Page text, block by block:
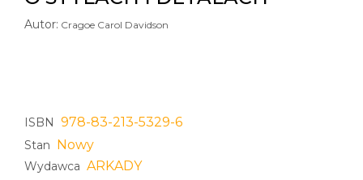
Autor: Cragoe Carol Davidson
ISBN 978-83-213-5329-6
Stan Nowy
Wydawca ARKADY